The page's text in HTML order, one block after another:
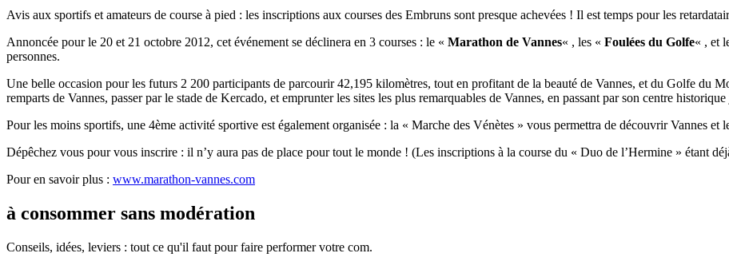
Avis aux sportifs et amateurs de course à pied : les inscriptions aux courses des Embruns sont presque achevées ! Il est temps pour les
Annoncée pour le 20 et 21 octobre 2012, cet événement se déclinera en 3 courses : le « Marathon de Vannes« , les « Foulées du Golfe« , et
personnes.
Une belle occasion pour les futurs 2 200 participants de parcourir 42,195 kilomètres, tout en profitant de la beauté de Vannes, et du Golfe du
remparts de Vannes, passer par le stade de Kercado, et emprunter les sites les plus remarquables de Vannes, en passant par son centre
Pour les moins sportifs, une 4ème activité sportive est également organisée : la « Marche des Vénètes » vous permettra de découvrir Vannes
Dépêchez vous pour vous inscrire : il n’y aura pas de place pour tout le monde ! (Les inscriptions à la course du « Duo de l’Hermine » étant
Pour en savoir plus : www.marathon-vannes.com
à consommer sans modération
Conseils, idées, leviers : tout ce qu'il faut pour faire performer votre com.